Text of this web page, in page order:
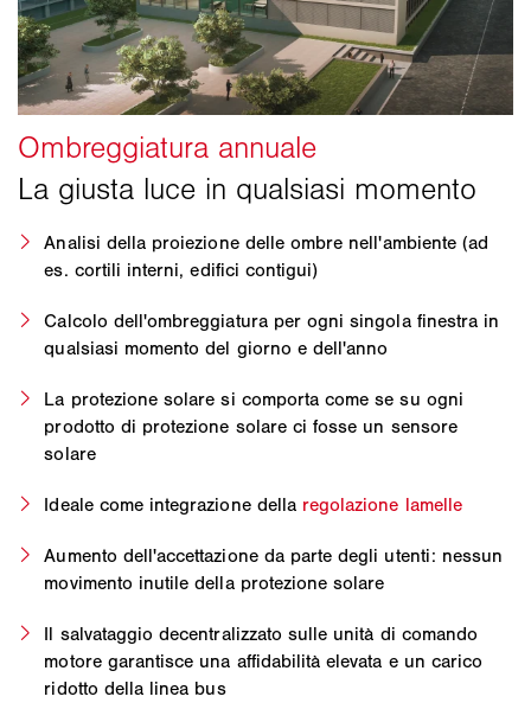
Analisi della proiezione delle ombre nell'ambiente (ad
es. cortili interni, edifici contigui)
Calcolo dell'ombreggiatura per ogni singola finestra in
qualsiasi momento del giorno e dell'anno
La protezione solare si comporta come se su ogni
prodotto di protezione solare ci fosse un sensore
solare
Ideale come integrazione della regolazione lamelle
Aumento dell'accettazione da parte degli utenti: nessun
movimento inutile della protezione solare
Il salvataggio decentralizzato sulle unità di comando
motore garantisce una affidabilità elevata e un carico
ridotto della linea bus